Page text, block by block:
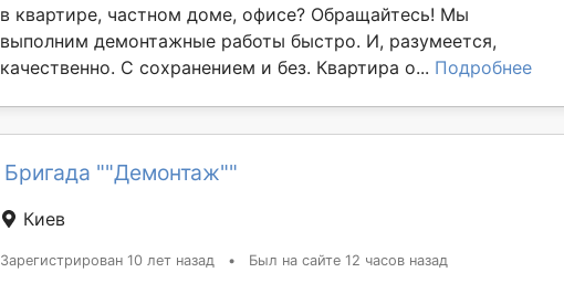
в квартире, частном доме, офисе? Обращайтесь! Мы
выполним демонтажные работы быстро. И, разумеется,
качественно. С сохранением и без. Квартира о... Подробнее
Бригада ""Демонтаж""
Киев
Зарегистрирован 10 лет назад • Был на сайте 12 часов назад